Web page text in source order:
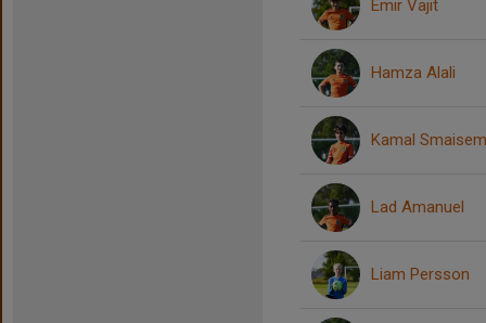
Emir Vajit
Hamza Alali
Kamal Smaisem
Lad Amanuel
Liam Persson